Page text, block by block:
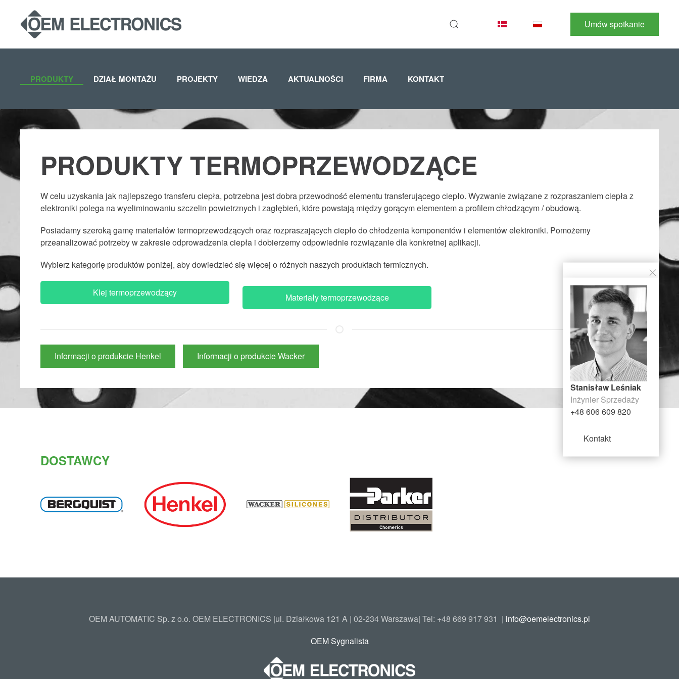
Stanisław Leśniak
Inżynier Sprzedaży
+48 606 609 820
Kontakt
Skip to main content
Umów spotkanie
PRODUKTY DZIAŁ MONTAŻU PROJEKTY WIEDZA AKTUALNOŚCI FIRMA KONTAKT
PRODUKTY TERMOPRZEWODZĄCE
W celu uzyskania jak najlepszego transferu ciepła, potrzebna jest dobra przewodność elementu transferującego ciepło. Wyzwanie związane z rozpraszaniem ciepła z
elektroniki polega na wyeliminowaniu szczelin powietrznych i zagłębień, które powstają między gorącym elementem a profilem chłodzącym / obudową.
Posiadamy szeroką gamę materiałów termoprzewodzących oraz rozpraszających ciepło do chłodzenia komponentów i elementów elektroniki. Pomożemy
przeanalizować potrzeby w zakresie odprowadzenia ciepła i dobierzemy odpowiednie rozwiązanie dla konkretnej aplikacji.
Wybierz kategorię produktów poniżej, aby dowiedzieć się więcej o różnych naszych produktach termicznych.
Klej termoprzewodzący Materiały termoprzewodzące
Informacji o produkcie Henkel Informacji o produkcie Wacker
DOSTAWCY
OEM AUTOMATIC Sp. z o.o. OEM ELECTRONICS |ul. Działkowa 121 A | 02-234 Warszawa| Tel: +48 669 917 931 | info@oemelectronics.pl
OEM Sygnalista